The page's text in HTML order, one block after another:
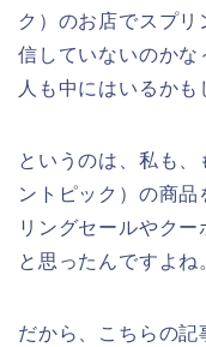
ク）のお店でスプ
信していないのかな
人も中にはいるかも
というのは、私も
ントピック）の商
リングセールやク
と思ったんですよね
だから、こちらの記